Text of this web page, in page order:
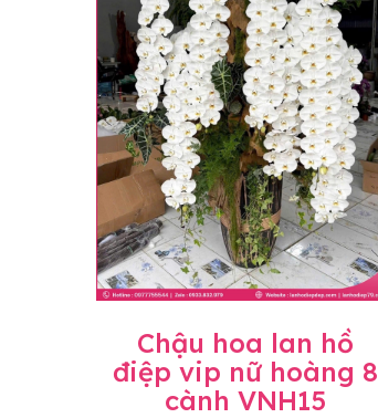
Chậu hoa lan hồ
điệp vip nữ hoàng 8
cành VNH15